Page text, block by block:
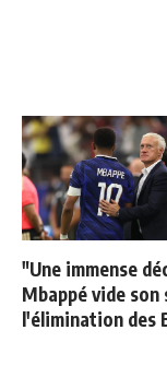
"Une immense
Mbappé vide son
l'élimination des